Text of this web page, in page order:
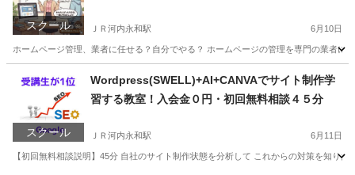
スクール ＪＲ河内永和駅 6月10日
ホームページ管理、業者に任せる？自分でやる？ ホームページの管理を専門の業者
マンツーマン
スクール
Wordpress(SWELL)+AI+CANVAでサイト制作学
習する教室！入会金０円・初回無料相談４５分
ＪＲ河内永和駅 6月11日
【初回無料相談説明】45分 自社のサイト制作状態を分析して これからの対策を知